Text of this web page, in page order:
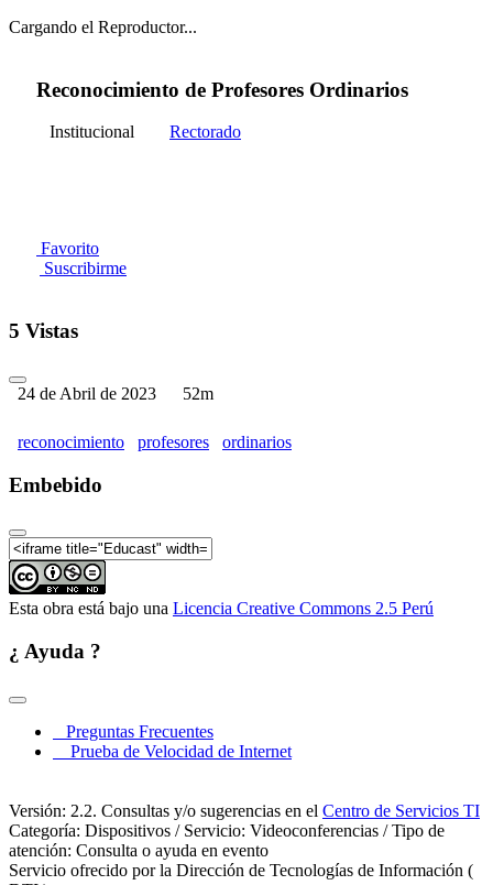
Cargando el Reproductor...
Reconocimiento de Profesores Ordinarios
Institucional Rectorado
Favorito
Suscribirme
5 Vistas
24 de Abril de 2023 52m
reconocimiento profesores ordinarios
Embebido
Esta obra está bajo una Licencia Creative Commons 2.5 Perú
¿ Ayuda ?
Preguntas Frecuentes
Prueba de Velocidad de Internet
Versión: 2.2. Consultas y/o sugerencias en el Centro de Servicios TI
Categoría: Dispositivos / Servicio: Videoconferencias / Tipo de
atención: Consulta o ayuda en evento
Servicio ofrecido por la Dirección de Tecnologías de Información (